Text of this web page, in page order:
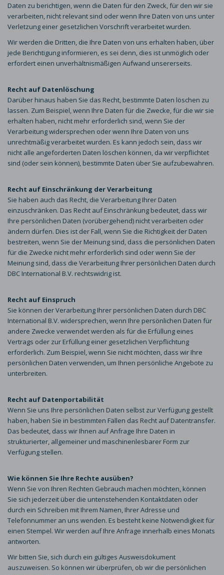
Daten zu berichtigen, wenn die Daten für den Zweck, für den wir sie
verarbeiten, nicht relevant sind oder wenn Ihre Daten von uns unter
Verletzung einer gesetzlichen Vorschrift verarbeitet wurden.
Wir werden die Dritten, die Ihre Daten von uns erhalten haben, über
jede Berichtigung informieren, es sei denn, dies ist unmöglich oder
erfordert einen unverhältnismäßigen Aufwand unsererseits.
Recht auf Datenlöschung
Darüber hinaus haben Sie das Recht, bestimmte Daten löschen zu
lassen. Zum Beispiel, wenn Ihre Daten für die Zwecke, für die wir sie
erhalten haben, nicht mehr erforderlich sind, wenn Sie der
Verarbeitung widersprechen oder wenn Ihre Daten von uns
unrechtmäßig verarbeitet wurden. Es kann jedoch sein, dass wir
nicht alle angeforderten Daten löschen können, da wir verpflichtet
sind (oder sein können), bestimmte Daten über Sie aufzubewahren.
Recht auf Einschränkung der Verarbeitung
Sie haben auch das Recht, die Verarbeitung Ihrer Daten
einzuschränken. Das Recht auf Einschränkung bedeutet, dass wir
Ihre persönlichen Daten (vorübergehend) nicht verarbeiten oder
ändern dürfen. Dies ist der Fall, wenn Sie die Richtigkeit der Daten
bestreiten, wenn Sie der Meinung sind, dass die persönlichen Daten
für die Zwecke nicht mehr erforderlich sind oder wenn Sie der
Meinung sind, dass die Verarbeitung Ihrer persönlichen Daten durch
DBC International B.V. rechtswidrig ist.
Recht auf Einspruch
Sie können der Verarbeitung Ihrer persönlichen Daten durch DBC
International B.V. widersprechen, wenn Ihre persönlichen Daten für
andere Zwecke verwendet werden als für die Erfüllung eines
Vertrags oder zur Erfüllung einer gesetzlichen Verpflichtung
erforderlich. Zum Beispiel, wenn Sie nicht möchten, dass wir Ihre
persönlichen Daten verwenden, um Ihnen persönliche Angebote zu
unterbreiten.
Recht auf Datenportabilität
Wenn Sie uns Ihre persönlichen Daten selbst zur Verfügung gestellt
haben, haben Sie in bestimmten Fällen das Recht auf Datentransfer.
Das bedeutet, dass wir Ihnen auf Anfrage Ihre Daten in
strukturierter, allgemeiner und maschinenlesbarer Form zur
Verfügung stellen.
Wie können Sie Ihre Rechte ausüben?
Wenn Sie von Ihren Rechten Gebrauch machen möchten, können
Sie sich jederzeit über die untenstehenden Kontaktdaten oder
durch ein Schreiben mit Ihrem Namen, Ihrer Adresse und
Telefonnummer an uns wenden. Es besteht keine Notwendigkeit für
einen Stempel. Wir werden auf Ihre Anfrage innerhalb eines Monats
antworten.
Wir bitten Sie, sich durch ein gültiges Ausweisdokument
auszuweisen. So können wir überprüfen, ob wir die persönlichen